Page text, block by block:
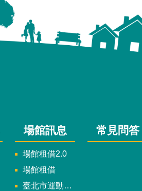
場館訊息
場館租借2.0
場館租借
臺北市運動中心
常見問答